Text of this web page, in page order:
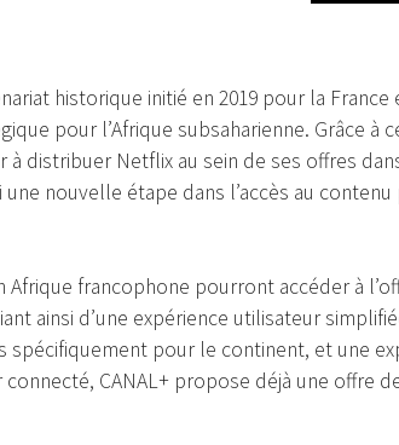
historique initié en 2019 pour la France
pour l’Afrique subsaharienne. Grâce à
distribuer Netflix au sein de ses offres
une nouvelle étape dans l’accès au
Afrique francophone pourront accéder à
ainsi d’une expérience utilisateur
spécifiquement pour le continent, et une
CANAL+ propose déjà une offre